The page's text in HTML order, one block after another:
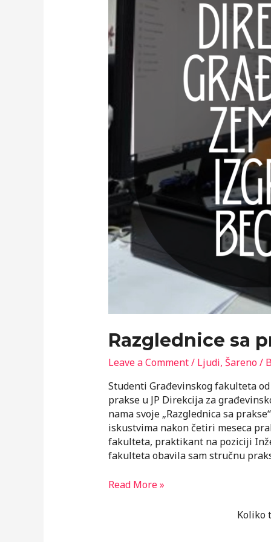
Razglednice sa
Leave a Comment/ Ljudi, Šareno/
Studenti Građevinskog fakulteta
prakse u JP Direkcija za
nama svoje „Razglednica sa
iskustvima nakon četiri meseca
fakulteta, praktikant na poziciji
fakulteta obavila sam stručnu
Razglednice
Read More »
Koliko